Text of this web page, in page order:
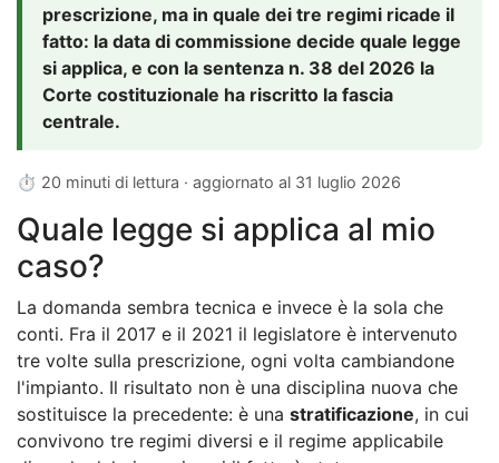
prescrizione, ma in quale dei tre regimi ricade il
fatto: la data di commissione decide quale legge
si applica, e con la sentenza n. 38 del 2026 la
Corte costituzionale ha riscritto la fascia
centrale.
⏱ 20 minuti di lettura · aggiornato al 31 luglio 2026
Quale legge si applica al mio
caso?
La domanda sembra tecnica e invece è la sola che
conti. Fra il 2017 e il 2021 il legislatore è intervenuto
tre volte sulla prescrizione, ogni volta cambiandone
l'impianto. Il risultato non è una disciplina nuova che
sostituisce la precedente: è una stratificazione, in cui
convivono tre regimi diversi e il regime applicabile